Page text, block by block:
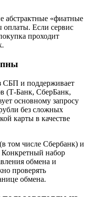
абстрактные «фиатные
оплаты. Если сервис
проходит
СБП и поддерживает
(Т-Банк, СберБанк,
основному запросу
без сложных
карты в качестве
том числе Сбербанк) и
набор
обмена и
проверять
обмена.